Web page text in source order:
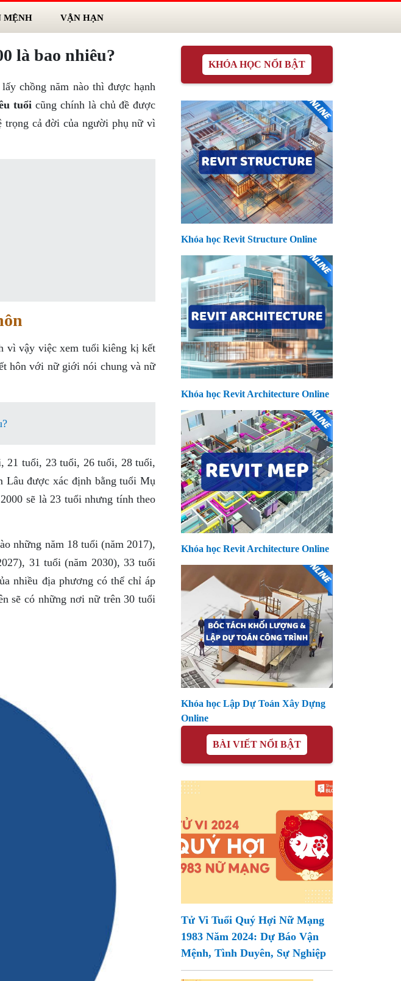
MỆNH VẬN HẠN
là bao nhiêu?
chồng năm nào thì được hạnh
tuổi cũng chính là chủ đề được
trọng cả đời của người phụ nữ vì
vì vậy việc xem tuổi kiêng kị kết
hôn với nữ giới nói chung và nữ
21 tuổi, 23 tuổi, 26 tuổi, 28 tuổi,
được xác định bằng tuổi Mụ
sẽ là 23 tuổi nhưng tính theo
những năm 18 tuổi (năm 2017),
31 tuổi (năm 2030), 33 tuổi
nhiều địa phương có thể chỉ áp
sẽ có những nơi nữ trên 30 tuổi
KHÓA HỌC NỔI BẬT
Khóa học Revit Structure Online
Khóa học Revit Architecture Online
Khóa học Revit Architecture Online
Khóa học Lập Dự Toán Xây Dựng
Online
BÀI VIẾT NỔI BẬT
Tử Vi Tuổi Quý Hợi Nữ Mạng
1983 Năm 2024: Dự Báo Vận
Mệnh, Tình Duyên, Sự Nghiệp